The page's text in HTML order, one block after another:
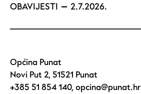
OBAVIJESTI 2.7.2026.
Općina Punat
Novi Put 2, 51521 Punat
+385 51 854 140,opcina@punat.hr